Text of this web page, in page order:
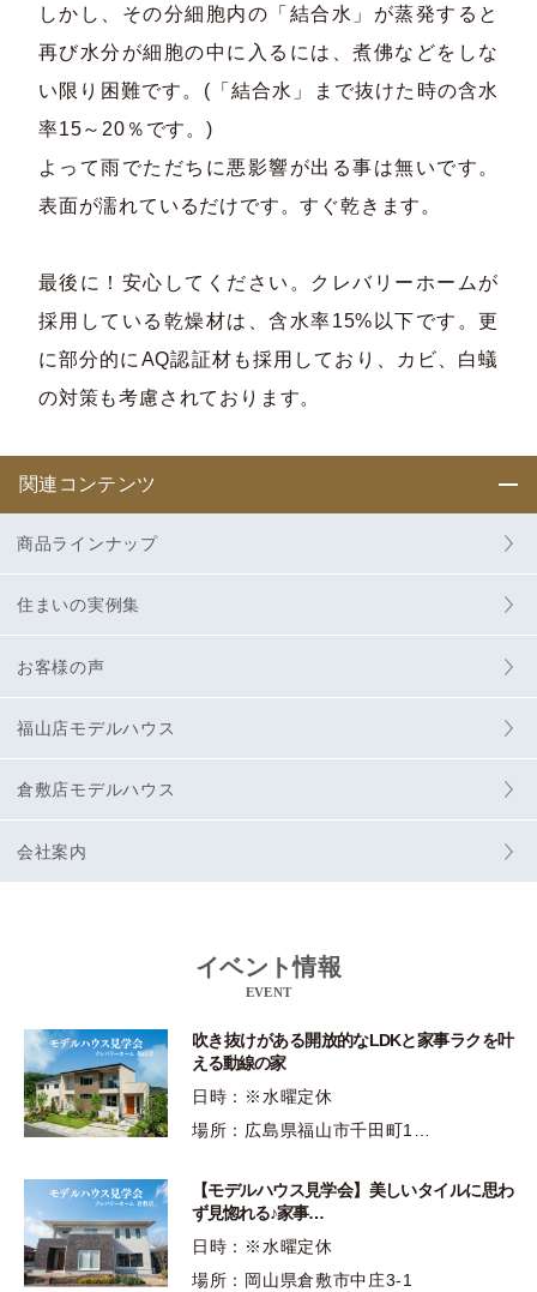
しかし、その分細胞内の「結合水」が蒸発すると
再び水分が細胞の中に入るには、煮佛などをしな
い限り困難です。(「結合水」まで抜けた時の含水
率15～20％です。)
よって雨でただちに悪影響が出る事は無いです。
表面が濡れているだけです。すぐ乾きます。
最後に！安心してください。クレバリーホームが
採用している乾燥材は、含水率15%以下です。更
に部分的にAQ認証材も採用しており、カビ、白蟻
の対策も考慮されております。
関連コンテンツ
商品ラインナップ
住まいの実例集
お客様の声
福山店モデルハウス
倉敷店モデルハウス
会社案内
イベント情報
EVENT
吹き抜けがある開放的なLDKと家事ラクを叶
える動線の家
日時：※水曜定休
場所：広島県福山市千田町1…
【モデルハウス見学会】美しいタイルに思わ
ず見惚れる♪家事…
日時：※水曜定休
場所：岡山県倉敷市中庄3-1